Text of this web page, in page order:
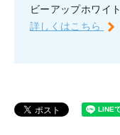
ビーアップホワイト
詳しくはこちら